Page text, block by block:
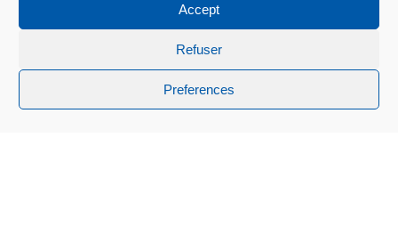
Accept
Refuser
Preferences
contact@reseau-morphee.fr
0147411717